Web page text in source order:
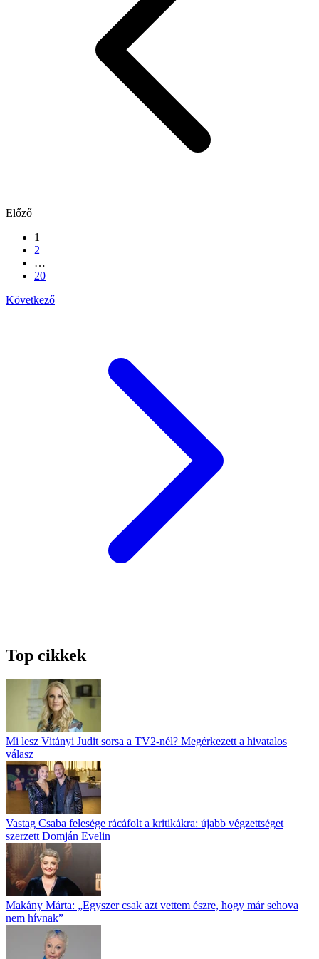
Előző
1
2
…
20
Következő
Top cikkek
Mi lesz Vitányi Judit sorsa a TV2-nél? Megérkezett a hivatalos
válasz
Vastag Csaba felesége rácáfolt a kritikákra: újabb végzettséget
szerzett Domján Evelin
Makány Márta: „Egyszer csak azt vettem észre, hogy már sehova
nem hívnak”